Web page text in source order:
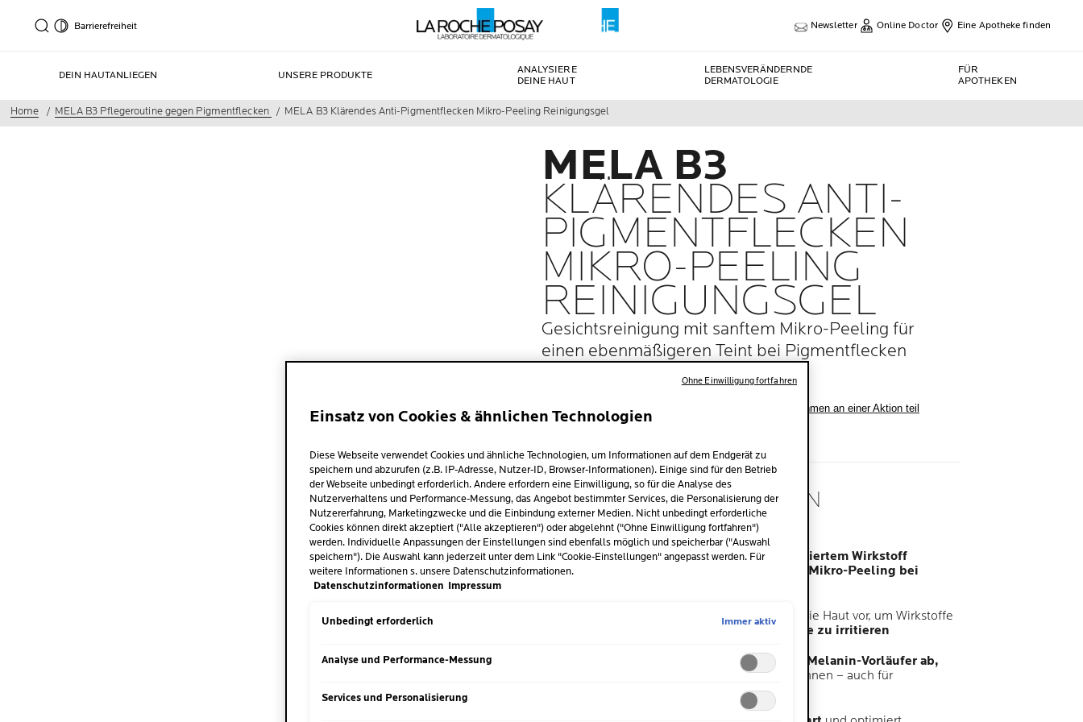
Barrierefreiheit Newsletter Online Doctor Eine Apotheke finden
DEIN HAUTANLIEGEN UNSERE PRODUKTE
ANALYSIERE
DEINE HAUT
LEBENSVERÄNDERNDE
DERMATOLOGIE
FÜR
APOTHEKEN
Home MELA B3 Pflegeroutine gegen Pigmentflecken MELA B3 Klärendes Anti-Pigmentflecken Mikro-Peeling Reinigungsgel
MELA B3
KLÄRENDES ANTI-
PIGMENTFLECKEN
MIKRO-PEELING
REINIGUNGSGEL
Gesichtsreinigung mit sanftem Mikro-Peeling für
einen ebenmäßigeren Teint bei Pigmentflecken
(367)
333 von 367 Bewertern erhielten ein Testprodukt oder nahmen an einer Aktion teil
Jetzt Produkt bewerten
VON DERMATOLOGEN
EMPFOHLEN
Klärendes Reinigungsgel mit
patentiertem Wirkstoff
Melasyl, Niacinamid und sanftem Mikro-Peeling bei
1% PHA exfoliert sanft und bereitet die Haut vor, um Wirkstoffe
ohne zu irritieren
Patentierter Wirkstoff Melasyl
fängt Melanin-Vorläufer ab,
bevor Pigmentflecken entstehen können – auch für
geeignet
Einsatz von Cookies & ähnlichen Technologien
Diese Webseite verwendet Cookies und ähnliche Technologien, um Informationen auf dem Endgerät zu
speichern und abzurufen (z.B. IP-Adresse, Nutzer-ID, Browser-Informationen). Einige sind für den Betrieb
der Webseite unbedingt erforderlich. Andere erfordern eine Einwilligung, so für die Analyse des
Nutzerverhaltens und Performance-Messung, das Angebot bestimmter Services, die Personalisierung der
Nutzererfahrung, Marketingzwecke und die Einbindung externer Medien. Nicht unbedingt erforderliche
Cookies können direkt akzeptiert ("Alle akzeptieren") oder abgelehnt ("Ohne Einwilligung fortfahren")
werden. Individuelle Anpassungen der Einstellungen sind ebenfalls möglich und speicherbar ("Auswahl
speichern"). Die Auswahl kann jederzeit unter dem Link "Cookie-Einstellungen" angepasst werden. Für
weitere Informationen s. unsere Datenschutzinformationen.
Datenschutzinformationen Impressum
Unbedingt erforderlich Immer aktiv
Analyse und Performance-Messung
Services und Personalisierung
Ohne Einwilligung fortfahren